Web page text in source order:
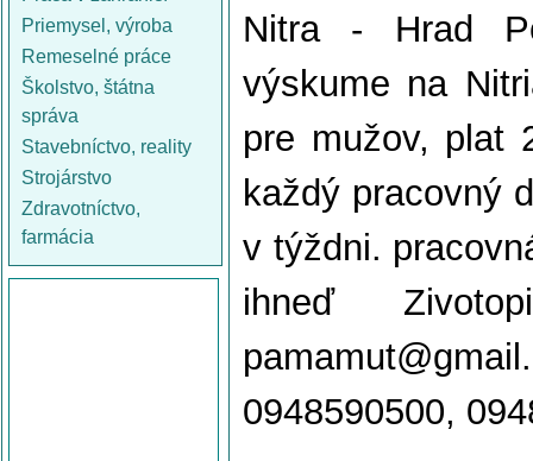
Priemysel, výroba
Remeselné práce
Školstvo, štátna
správa
Stavebníctvo, reality
Strojárstvo
Zdravotníctvo,
farmácia
Nitra - Hrad
výskume na
pre mužov, plat
každý pracovný
v týždni.
ihneď
0948590500,